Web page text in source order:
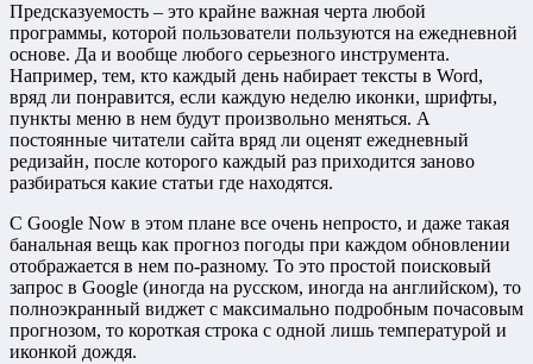
Предсказуемость – это крайне важная черта любой
программы, которой пользователи пользуются на ежедневной
основе. Да и вообще любого серьезного инструмента.
Например, тем, кто каждый день набирает тексты в Word,
вряд ли понравится, если каждую неделю иконки, шрифты,
пункты меню в нем будут произвольно меняться. А
постоянные читатели сайта вряд ли оценят ежедневный
редизайн, после которого каждый раз приходится заново
разбираться какие статьи где находятся.
С Google Now в этом плане все очень непросто, и даже такая
банальная вещь как прогноз погоды при каждом обновлении
отображается в нем по-разному. То это простой поисковый
запрос в Google (иногда на русском, иногда на английском), то
полноэкранный виджет с максимально подробным почасовым
прогнозом, то короткая строка с одной лишь температурой и
иконкой дождя.